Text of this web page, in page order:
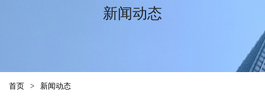
新闻动态
首页 > 新闻动态